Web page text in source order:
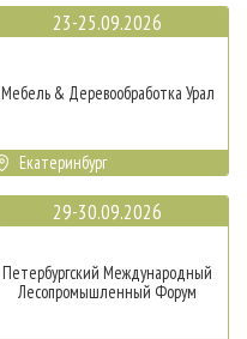
23-25.09.2026
Мебель & Деревообработка Урал
Екатеринбург
29-30.09.2026
Петербургский Международный
Лесопромышленный Форум